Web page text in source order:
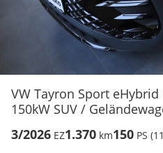
VW Tayron Sport eHybrid
150kW SUV /
3/2026 EZ1.370 km150 PS